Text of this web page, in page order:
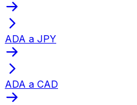
ADA a JPY
ADA a CAD